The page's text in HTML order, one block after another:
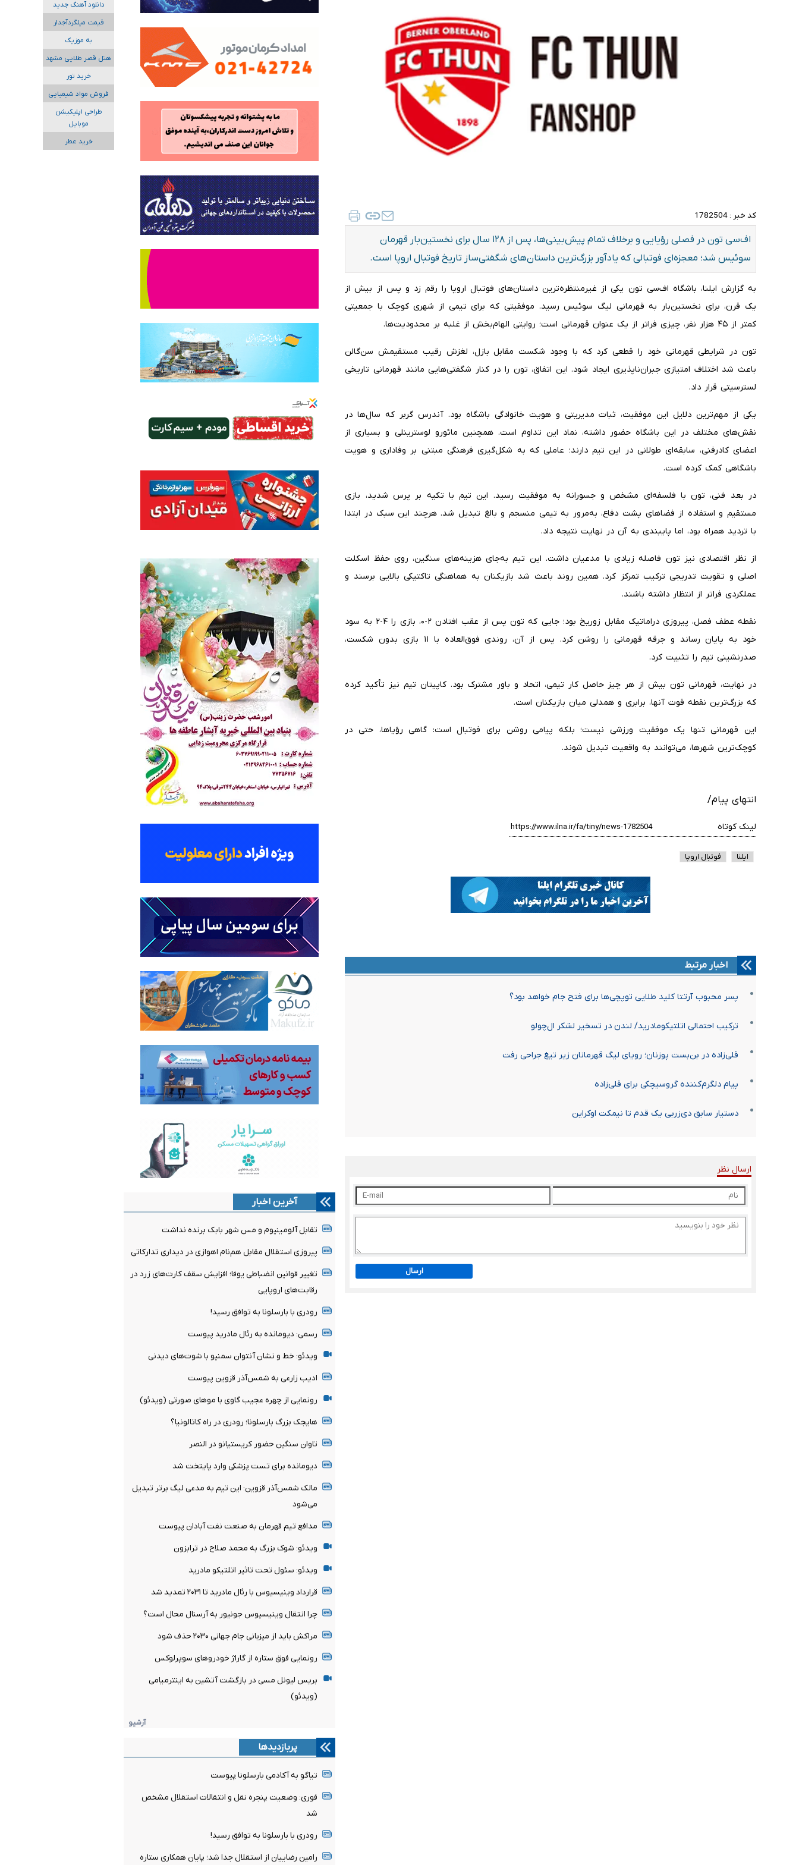
کد خبر : 1782504
اف‌سی تون در فصلی رؤیایی و برخلاف تمام پیش‌بینی‌ها، پس از ۱۲۸ سال برای نخستین‌بار قهرمان
سوئیس شد؛ معجزه‌ای فوتبالی که یادآور بزرگ‌ترین داستان‌های شگفتی‌ساز تاریخ فوتبال اروپا است.
به گزارش ایلنا، باشگاه اف‌سی تون یکی از غیرمنتظره‌ترین داستان‌های فوتبال اروپا را رقم زد و پس از بیش از
یک قرن، برای نخستین‌بار به قهرمانی لیگ سوئیس رسید. موفقیتی که برای تیمی از شهری کوچک با جمعیتی
کمتر از ۴۵ هزار نفر، چیزی فراتر از یک عنوان قهرمانی است؛ روایتی الهام‌بخش از غلبه بر محدودیت‌ها.
تون در شرایطی قهرمانی خود را قطعی کرد که با وجود شکست مقابل بازل، لغزش رقیب مستقیمش سن‌گالن
باعث شد اختلاف امتیازی جبران‌ناپذیری ایجاد شود. این اتفاق، تون را در کنار شگفتی‌هایی مانند قهرمانی تاریخی
لسترسیتی قرار داد.
یکی از مهم‌ترین دلایل این موفقیت، ثبات مدیریتی و هویت خانوادگی باشگاه بود. آندرس گربر که سال‌ها در
نقش‌های مختلف در این باشگاه حضور داشته، نماد این تداوم است. همچنین مائورو لوسترینلی و بسیاری از
اعضای کادرفنی، سابقه‌ای طولانی در این تیم دارند؛ عاملی که به شکل‌گیری فرهنگی مبتنی بر وفاداری و هویت
باشگاهی کمک کرده است.
در بعد فنی، تون با فلسفه‌ای مشخص و جسورانه به موفقیت رسید. این تیم با تکیه بر پرس شدید، بازی
مستقیم و استفاده از فضاهای پشت دفاع، به‌مرور به تیمی منسجم و بالغ تبدیل شد. هرچند این سبک در ابتدا
با تردید همراه بود، اما پایبندی به آن در نهایت نتیجه داد.
از نظر اقتصادی نیز تون فاصله زیادی با مدعیان داشت. این تیم به‌جای هزینه‌های سنگین، روی حفظ اسکلت
اصلی و تقویت تدریجی ترکیب تمرکز کرد. همین روند باعث شد بازیکنان به هماهنگی تاکتیکی بالایی برسند و
عملکردی فراتر از انتظار داشته باشند.
نقطه عطف فصل، پیروزی دراماتیک مقابل زوریخ بود؛ جایی که تون پس از عقب افتادن ۲-۰، بازی را ۴-۲ به سود
خود به پایان رساند و جرقه قهرمانی را روشن کرد. پس از آن، روندی فوق‌العاده با ۱۱ بازی بدون شکست،
صدرنشینی تیم را تثبیت کرد.
در نهایت، قهرمانی تون بیش از هر چیز حاصل کار تیمی، اتحاد و باور مشترک بود. کاپیتان تیم نیز تأکید کرده
که بزرگ‌ترین نقطه قوت آنها، برابری و همدلی میان بازیکنان است.
این قهرمانی تنها یک موفقیت ورزشی نیست؛ بلکه پیامی روشن برای فوتبال است: گاهی رؤیاها، حتی در
کوچک‌ترین شهرها، می‌توانند به واقعیت تبدیل شوند.
انتهای پیام/
لینک کوتاه
ایلنا فوتبال اروپا
اخبار مرتبط
پسر محبوب آرتتا کلید طلایی توپچی‌ها برای فتح جام خواهد بود؟
ترکیب احتمالی اتلتیکومادرید/ لندن در تسخیر لشکر ال‌چولو
قلی‌زاده در بن‌بست پوزنان؛ رویای لیگ قهرمانان زیر تیغ جراحی رفت
پیام دلگرم‌کننده گروسیچکی برای قلی‌زاده
دستیار سابق دی‌زربی یک قدم تا نیمکت اوکراین
ارسال نظر
ارسال
آخرین اخبار
تقابل آلومینیوم و مس شهر بابک برنده نداشت
پیروزی استقلال مقابل هم‌نام اهوازی در دیداری تدارکاتی
تغییر قوانین انضباطی یوفا؛ افزایش سقف کارت‌های زرد در
رقابت‌های اروپایی
رودری با بارسلونا به توافق رسید!
رسمی: دیومانده به رئال مادرید پیوست
ویدئو: خط و نشان آنتوان سمنیو با شوت‌های دیدنی
ادیب زارعی به شمس‌آذر قزوین پیوست
رونمایی از چهره عجیب گاوی با موهای صورتی (ویدئو)
هایجک بزرگ بارسلونا؛ رودری در راه کاتالونیا؟
تاوان سنگین حضور کریستیانو در النصر
دیومانده برای تست پزشکی وارد پایتخت شد
مالک شمس‌آذر قزوین: این تیم به مدعی لیگ برتر تبدیل
می‌شود
مدافع تیم قهرمان به صنعت نفت آبادان پیوست
ویدئو: شوک بزرگ به محمد صلاح در ترابزون
ویدئو: سئول تحت تاثیر اتلتیکو مادرید
قرارداد وینیسیوس با رئال مادرید تا ۲۰۳۱ تمدید شد
چرا انتقال وینیسیوس جونیور به آرسنال محال است؟
مراکش باید از میزبانی جام جهانی ۲۰۳۰ حذف شود
رونمایی فوق ستاره از گاراژ خودروهای سوپرلوکس
بریس لیونل مسی در بازگشت آتشین به اینترمیامی
(ویدئو)
آرشیو
پربازدیدها
تیاگو به آکادمی بارسلونا پیوست
فوری: وضعیت پنجره نقل و انتقالات استقلال مشخص
شد
رودری با بارسلونا به توافق رسید!
رامین رضاییان از استقلال جدا شد؛ پایان همکاری ستاره
دانلود آهنگ جدید
قیمت میلگردآجدار
به موزیک
هتل قصر طلایی مشهد
خرید تور
فروش مواد شیمیایی
طراحی اپلیکیشن
موبایل
خرید عطر